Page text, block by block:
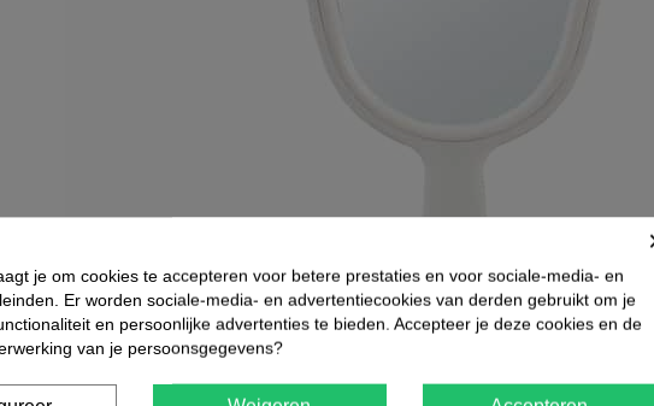
je om cookies te accepteren voor betere prestaties en voor sociale-media- en
Er worden sociale-media- en advertentiecookies van derden gebruikt om je
en persoonlijke advertenties te bieden. Accepteer je deze cookies en de
van je persoonsgegevens?